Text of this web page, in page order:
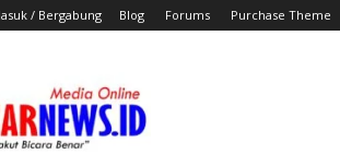
/ Bergabung Blog Forums Purchase Theme